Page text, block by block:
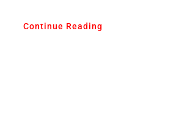
Continue Reading